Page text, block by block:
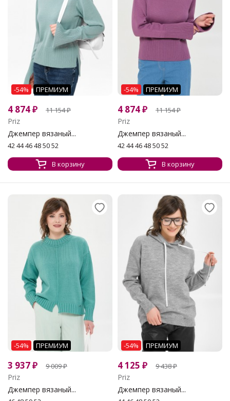
-54% ПРЕМИУМ
4 874₽ 11 154₽
Priz
Джемпер вязаный...
42 44 46 48 50 52
В корзину
-54% ПРЕМИУМ
4 874₽ 11 154₽
Priz
Джемпер вязаный...
42 44 46 48 50 52
В корзину
-54% ПРЕМИУМ
3 937₽ 9 009₽
Priz
Джемпер вязаный...
-54% ПРЕМИУМ
4 125 ₽ 9 438₽
Priz
Джемпер вязаный...